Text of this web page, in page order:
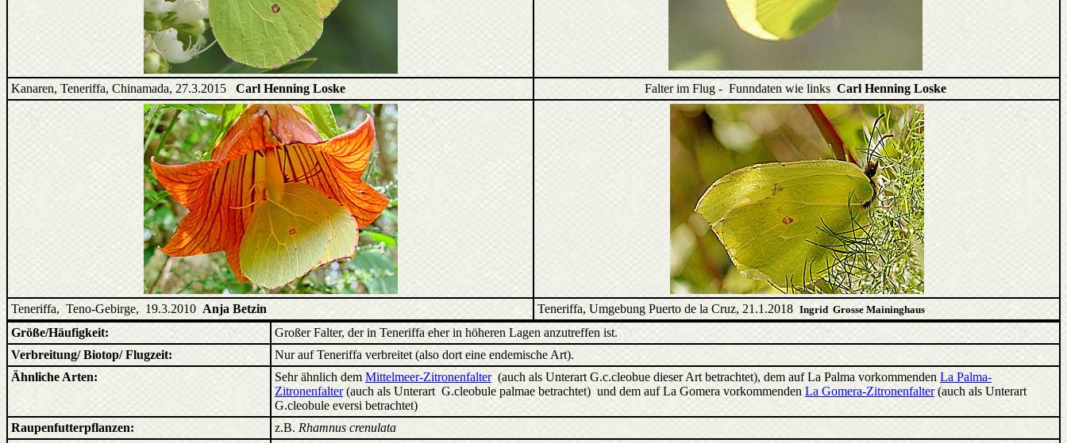
Kanaren, Teneriffa, Chinamada, 27.3.2015 Carl Henning Loske Falter im Flug - Funndaten wie links Carl Henning Loske
Teneriffa, Teno-Gebirge, 19.3.2010 Anja Betzin Teneriffa, Umgebung Puerto de la Cruz, 21.1.2018 Ingrid Grosse Maininghaus
Größe/Häufigkeit:
Großer Falter, der in Teneriffa eher in höheren Lagen anzutreffen ist.
Verbreitung/ Biotop/ Flugzeit:
Nur auf Teneriffa verbreitet (also dort eine endemische Art).
Ähnliche Arten:
Sehr ähnlich dem Mittelmeer-Zitronenfalter(auch als Unterart G.c.cleobue dieser Art betrachtet), dem auf La Palma vorkommenden La Palma-
Zitronenfalter(auch als Unterart G.cleobule palmae betrachtet) und dem auf La Gomera vorkommenden La Gomera-Zitronenfalter(auch als Unterart
G.cleobule eversi betrachtet)
Raupenfutterpflanzen:
z.B. Rhamnus crenulata